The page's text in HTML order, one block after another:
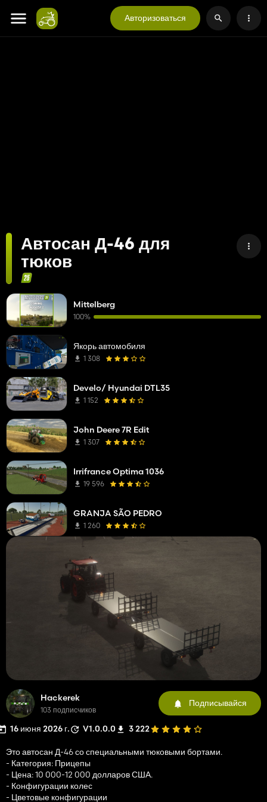
Авторизоваться
Автосан Д-46 для
тюков
Hackerek
103 подписчиков
Подписывайся
16 июня 2026 г. V1.0.0.0 3 222
Это автосан Д-46 со специальными тюковыми бортами.
- Категория: Прицепы
- Цена: 10 000-12 000 долларов США.
- Конфигурации колес
- Цветовые конфигурации
Mittelberg
100%
Якорь автомобиля
1 308
Develo/ Hyundai DTL35
1 152
John Deere 7R Edit
1 307
Irrifrance Optima 1036
19 596
GRANJA SÃO PEDRO
1 260